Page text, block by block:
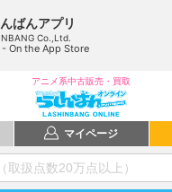
ばんアプリ
Co.,Ltd.
- On the App Store
アニメ系中古販売・買取
マイページ